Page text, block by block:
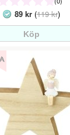
89 kr(119 kr)